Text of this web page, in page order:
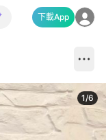
下載App
1/6